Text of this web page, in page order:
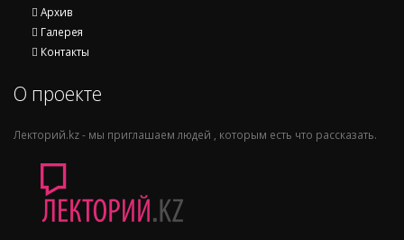
Архив
Галерея
Контакты
О проекте
Лекторий.kz - мы приглашаем людей , которым есть что рассказать.